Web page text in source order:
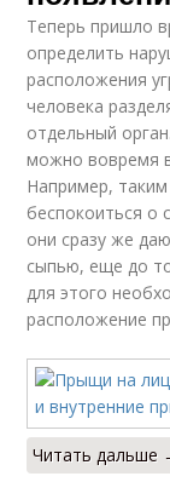
Теперь пришло
определить
расположения
человека
отдельный
можно вовремя
Например,
беспокоиться о
они сразу же
сыпью, еще до
для этого
расположение
Читать дальше